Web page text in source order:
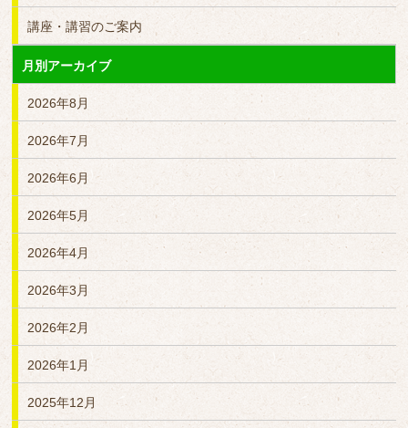
講座・講習のご案内
月別アーカイブ
2026年8月
2026年7月
2026年6月
2026年5月
2026年4月
2026年3月
2026年2月
2026年1月
2025年12月